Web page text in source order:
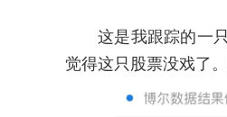
这是我跟踪的一只
觉得这只股票没戏了